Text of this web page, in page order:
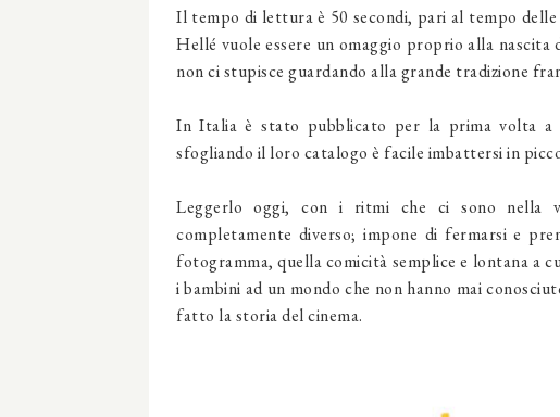
Il tempo di lettura è 50 secondi, pari al tempo
Hellé vuole essere un omaggio proprio alla
non ci stupisce guardando alla grande tradizione
In Italia è stato pubblicato per la prima volta a
sfogliando il loro catalogo è facile imbattersi in
Leggerlo oggi, con i ritmi che ci sono nella
completamente diverso; impone di fermarsi e
fotogramma, quella comicità semplice e lontana a
i bambini ad un mondo che non hanno mai
fatto la storia del cinema.